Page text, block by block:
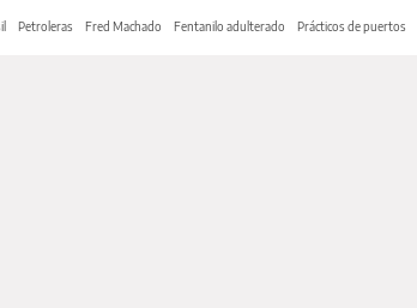
Petroleras Fred Machado Fentanilo adulterado Prácticos de puertos